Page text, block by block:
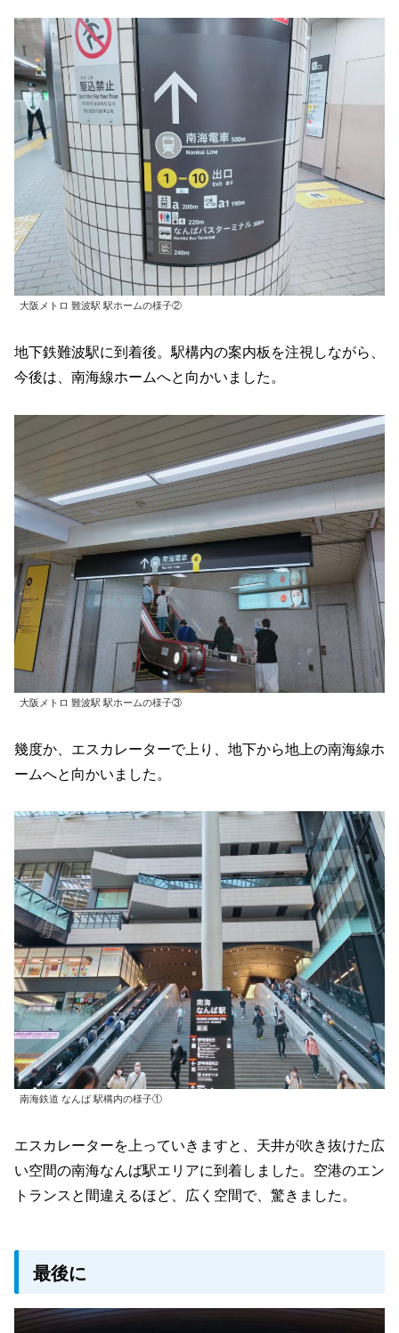
大阪メトロ 難波駅 駅ホームの様子②
地下鉄難波駅に到着後。駅構内の案内板を注視しながら、
今後は、南海線ホームへと向かいました。
大阪メトロ 難波駅 駅ホームの様子③
幾度か、エスカレーターで上り、地下から地上の南海線ホ
ームへと向かいました。
南海鉄道 なんば 駅構内の様子①
エスカレーターを上っていきますと、天井が吹き抜けた広
い空間の南海なんば駅エリアに到着しました。空港のエン
トランスと間違えるほど、広く空間で、驚きました。
最後に